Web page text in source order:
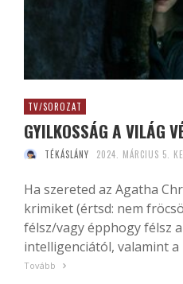
TV/SOROZAT
GYILKOSSÁG A VILÁG
TÉKÁSLÁNY 2024. MÁRCIUS 5.
Ha szereted az Agatha
krimiket (értsd: nem
félsz/vagy épphogy félsz
intelligenciától, valamint a
Tovább